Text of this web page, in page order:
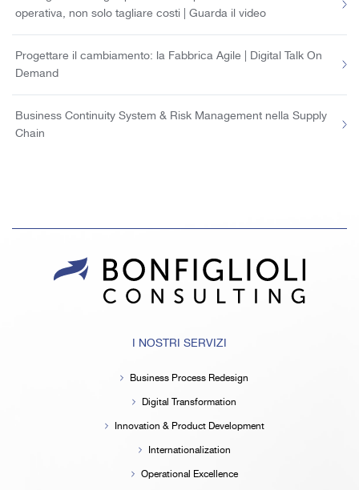
operativa, non solo tagliare costi | Guarda il video
Progettare il cambiamento: la Fabbrica Agile | Digital Talk On
Demand
Business Continuity System & Risk Management nella Supply
Chain
I NOSTRI SERVIZI
Business Process Redesign
Digital Transformation
Innovation & Product Development
Internationalization
Operational Excellence